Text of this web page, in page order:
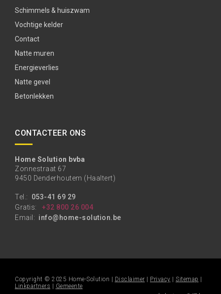
Schimmels & huiszwam
Vochtige kelder
Contact
Natte muren
Energieverlies
Natte gevel
Betonlekken
CONTACTEER ONS
Home Solution bvba
Zonnestraat 67
9450 Denderhoutem (Haaltert)
Tel.: 053-41 69 29
Gratis:
+32 800 26 004
Email: info@home-solution.be
Copyright © 2025 Home-Solution | Disclaimer Privacy Sitemap
Linkpartners
Gemeente